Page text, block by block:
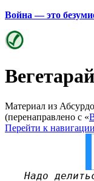
Война — это
Материал из
(перенаправлено с «
Перейти к навигации
Надо